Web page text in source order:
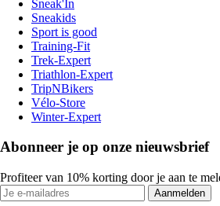
Sneak'In
Sneakids
Sport is good
Training-Fit
Trek-Expert
Triathlon-Expert
TripNBikers
Vélo-Store
Winter-Expert
Abonneer je op onze nieuwsbrief
Profiteer van 10% korting door je aan te
Aanmelden